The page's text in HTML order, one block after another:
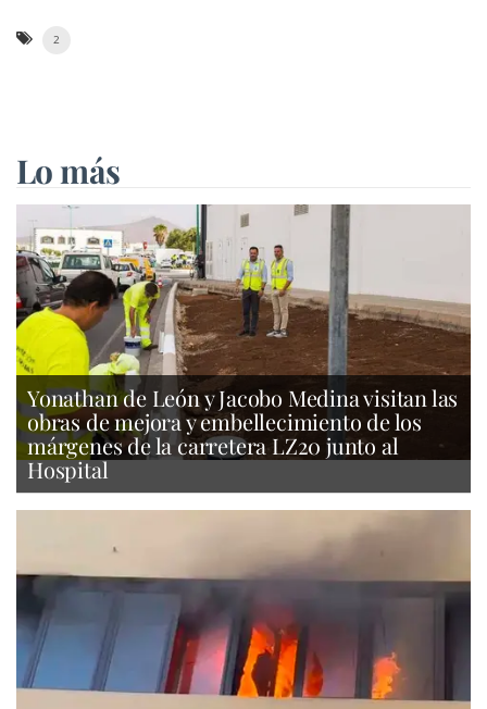
2
Lo más
Yonathan de León y Jacobo Medina visitan las
obras de mejora y embellecimiento de los
márgenes de la carretera LZ20 junto al
Hospital